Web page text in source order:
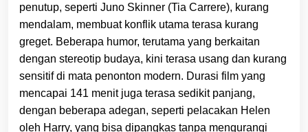
penutup, seperti Juno Skinner (Tia Carrere), kurang
mendalam, membuat konflik utama terasa kurang
greget. Beberapa humor, terutama yang berkaitan
dengan stereotip budaya, kini terasa usang dan kurang
sensitif di mata penonton modern. Durasi film yang
mencapai 141 menit juga terasa sedikit panjang,
dengan beberapa adegan, seperti pelacakan Helen
oleh Harry, yang bisa dipangkas tanpa mengurangi